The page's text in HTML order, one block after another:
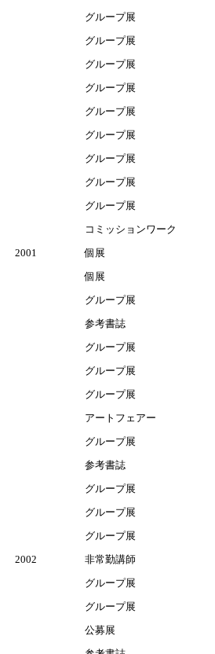
グループ展
グループ展
グループ展
グループ展
グループ展
グループ展
グループ展
グループ展
グループ展
コミッションワーク
2001
個展
個展
グループ展
参考書誌
グループ展
グループ展
グループ展
アートフェアー
グループ展
参考書誌
グループ展
グループ展
グループ展
2002
非常勤講師
グループ展
グループ展
公募展